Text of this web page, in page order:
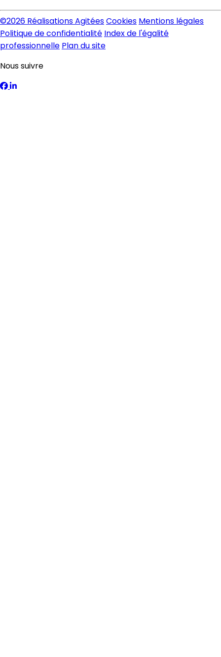
©2026 Réalisations AgitéesCookies Mentions légales
Politique de confidentialité Index de l'égalité
professionnelle Plan du site
Nous suivre